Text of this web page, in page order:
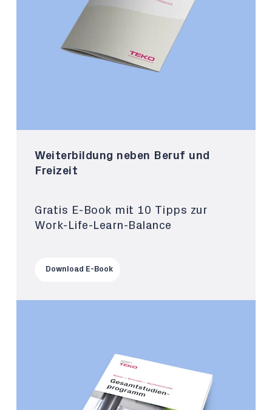
Weiterbildung neben Beruf und
Freizeit
Gratis E-Book mit 10 Tipps zur
Work-Life-Learn-Balance
Download E-Book